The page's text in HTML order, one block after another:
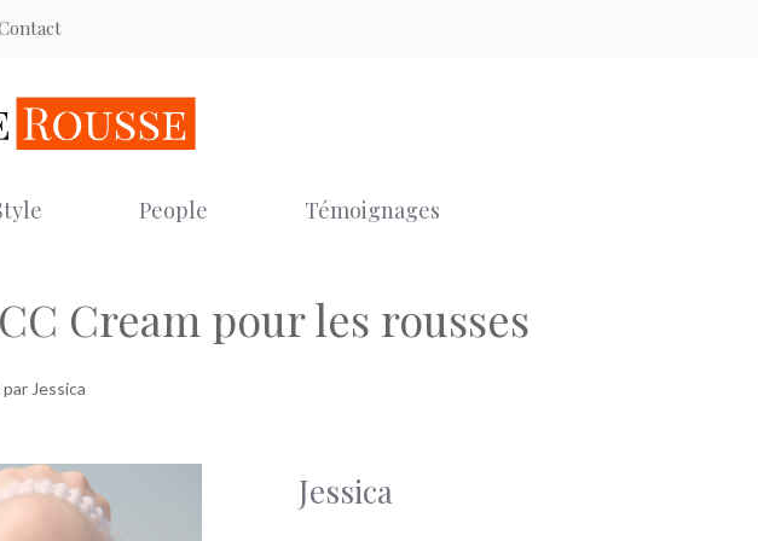
People Témoignages
Cream pour les rousses
par Jessica
Jessica